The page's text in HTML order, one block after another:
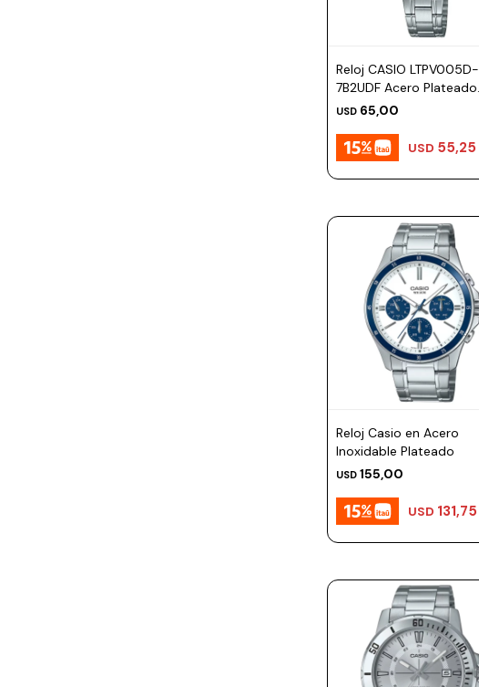
Reloj CASIO LTPV005D-
7B2UDF Acero Plateado
Esfera 28mm
USD 65,00
USD 55,25
Reloj Casio en Acero
Inoxidable Plateado
USD 155,00
USD 131,75